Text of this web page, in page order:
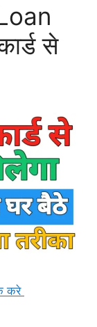
से
करे